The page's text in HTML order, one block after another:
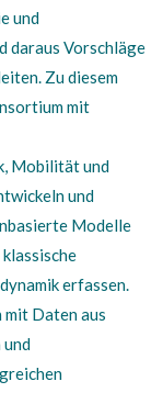
und
daraus Vorschläge
Zu diesem
mit
Mobilität und
und
Modelle
erfassen.
Daten aus